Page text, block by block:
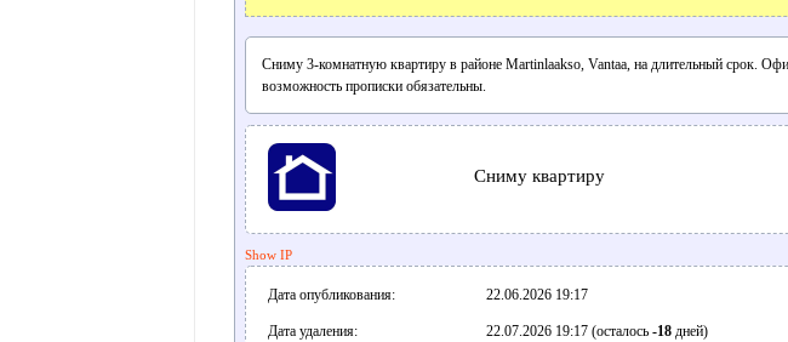
Сниму 3-комнатную квартиру в районе Martinlaakso, Vantaa, на длительный срок.
возможность прописки обязательны.
Сниму квартиру
Show IP
Дата опубликования: 22.06.2026 19:17
Дата удаления: 22.07.2026 19:17 (осталось -18дней)